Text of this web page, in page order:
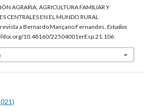
AGRARIA, AGRICULTURA FAMILIAR Y
CENTRALES EN EL MUNDO RURAL
a Bernardo Mançano Fernandes. Estudios
doi.org/10.48160/22504001erEsp.21.106